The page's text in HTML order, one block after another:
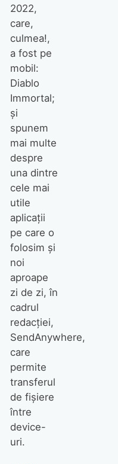
2022,
care,
culmea!,
a fost pe
mobil:
Diablo
Immortal;
și
spunem
mai multe
despre
una dintre
cele mai
utile
aplicații
pe care o
folosim și
noi
aproape
zi de zi, în
cadrul
redacției,
SendAnywhere,
care
permite
transferul
de fișiere
între
device-
uri.